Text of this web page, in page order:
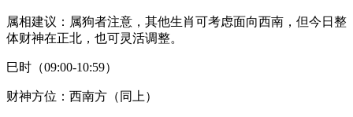
属相建议：属狗者注意，其他生肖可考虑面向西南，但今日整
体财神在正北，也可灵活调整。
巳时（09:00-10:59）
财神方位：西南方（同上）